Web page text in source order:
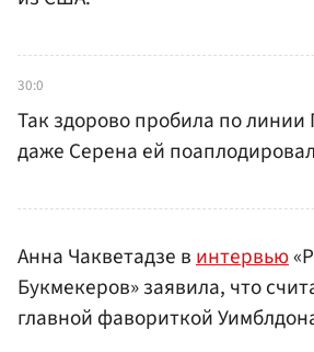
30:0
Так здорово пробила по линии
даже Серена ей
Анна Чакветадзе винтервью
Букмекеров» заявила, что
главной фавориткой